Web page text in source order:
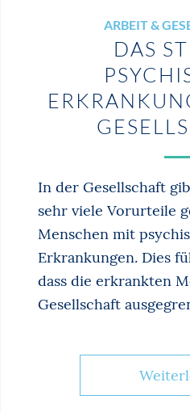
ARBEIT &
DAS
In der Gesellschaft
sehr viele Vorurteile
Menschen mit
Erkrankungen. Dies
dass die erkrankten
Gesellschaft